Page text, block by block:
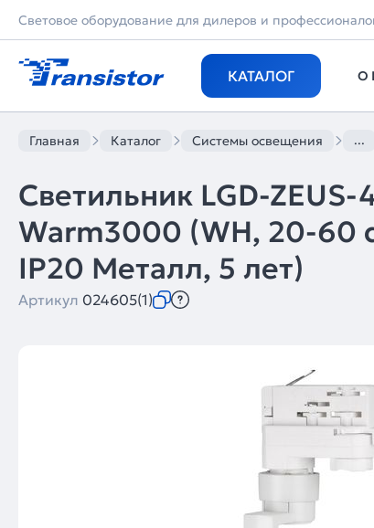
Световое оборудование для дилеров и
КАТАЛОГ О
Главная Каталог Системы освещения ...
Светильник LGD-
Warm3000 (WH, 20-60
IP20 Металл, 5 лет)
Артикул 024605(1)